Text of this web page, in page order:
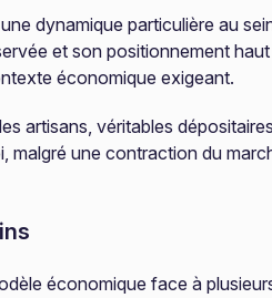
dynamique particulière au
et son positionnement
économique exigeant.
artisans, véritables
une contraction du
économique face à